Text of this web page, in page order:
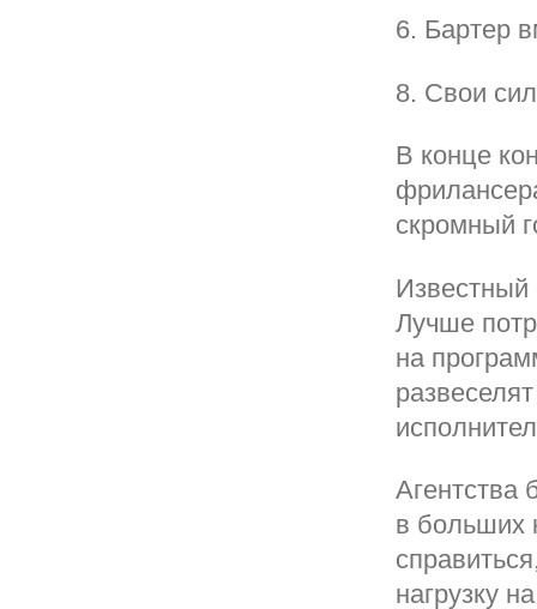
6. Бартер
8. Свои
В конце
скромный
Лучше
на
Агентства
в больших
нагрузку